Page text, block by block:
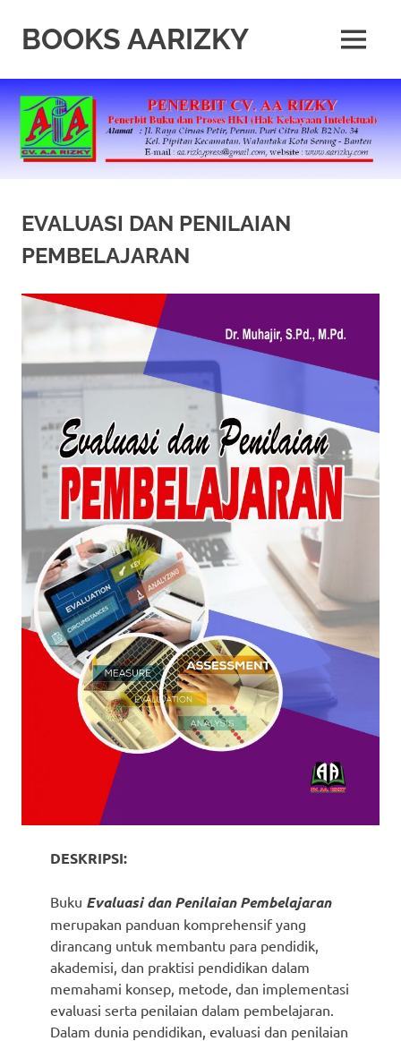
contentBOOKS AARIZKY
Buku
Berkualitas
MENU
EVALUASI DAN PENILAIAN
PEMBELAJARAN
DESKRIPSI:
Buku Evaluasi dan Penilaian Pembelajaran
merupakan panduan komprehensif yang
dirancang untuk membantu para pendidik,
akademisi, dan praktisi pendidikan dalam
memahami konsep, metode, dan implementasi
evaluasi serta penilaian dalam pembelajaran.
Dalam dunia pendidikan, evaluasi dan penilaian